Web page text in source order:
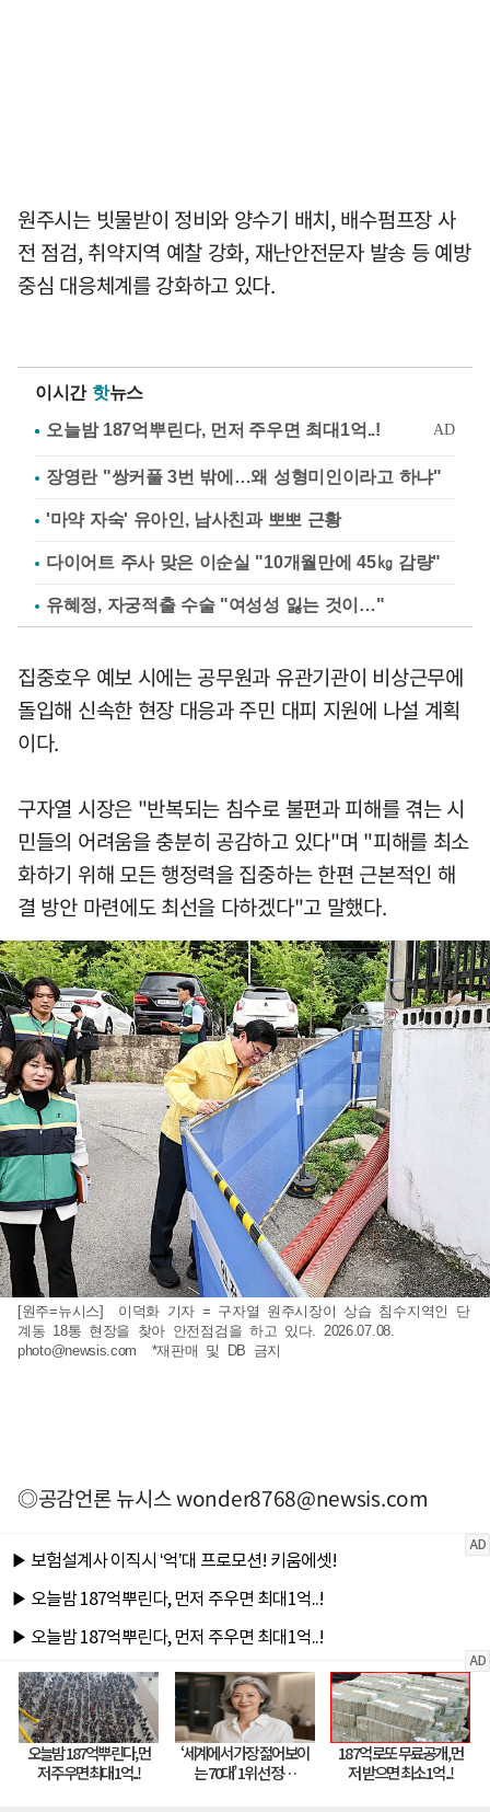
원주시는 빗물받이 정비와 양수기 배치, 배수펌프장 사
전 점검, 취약지역 예찰 강화, 재난안전문자 발송 등 예방
중심 대응체계를 강화하고 있다.
이시간 핫뉴스
장영란 "쌍커풀 3번 밖에…왜 성형미인이라고 하냐"
'마약 자숙' 유아인, 남사친과 뽀뽀 근황
다이어트 주사 맞은 이순실 "10개월만에 45㎏ 감량"
유혜정, 자궁적출 수술 "여성성 잃는 것이…"
집중호우 예보 시에는 공무원과 유관기관이 비상근무에
돌입해 신속한 현장 대응과 주민 대피 지원에 나설 계획
이다.
구자열 시장은 "반복되는 침수로 불편과 피해를 겪는 시
민들의 어려움을 충분히 공감하고 있다"며 "피해를 최소
화하기 위해 모든 행정력을 집중하는 한편 근본적인 해
결 방안 마련에도 최선을 다하겠다"고 말했다.
[원주=뉴시스] 이덕화 기자 = 구자열 원주시장이 상습 침수지역인 단
계동 18통 현장을 찾아 안전점검을 하고 있다. 2026.07.08.
photo@newsis.com *재판매 및 DB 금지
◎공감언론 뉴시스wonder8768@newsis.com